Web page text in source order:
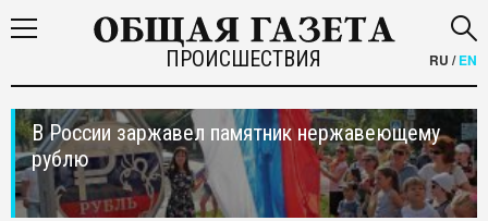
ПРОИСШЕСТВИЯ RU /EN
В России заржавел памятник нержавеющему
рублю